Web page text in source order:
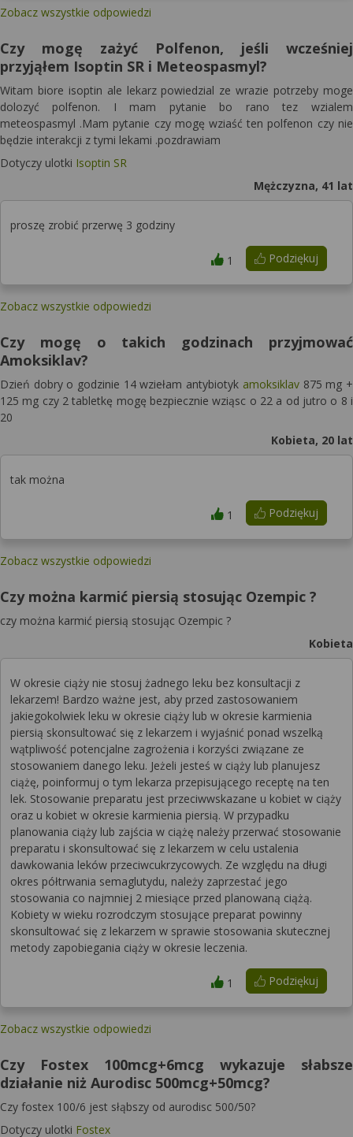
Zobacz wszystkie odpowiedzi
Czy mogę zażyć Polfenon, jeśli wcześniej
przyjąłem Isoptin SR i Meteospasmyl?
Witam biore isoptin ale lekarz powiedzial ze wrazie potrzeby moge
dolozyć polfenon. I mam pytanie bo rano tez wzialem
meteospasmyl .Mam pytanie czy mogę wziaść ten polfenon czy nie
będzie interakcji z tymi lekami .pozdrawiam
Dotyczy ulotki Isoptin SR
Mężczyzna, 41 lat
proszę zrobić przerwę 3 godziny
Podziękuj
1
Zobacz wszystkie odpowiedzi
Czy mogę o takich godzinach przyjmować
Amoksiklav?
Dzień dobry o godzinie 14 wziełam antybiotyk amoksiklav875 mg +
125 mg czy 2 tabletkę mogę bezpiecznie wziąsc o 22 a od jutro o 8 i
20
Kobieta, 20 lat
tak można
Podziękuj
1
Zobacz wszystkie odpowiedzi
Czy można karmić piersią stosując Ozempic ?
czy można karmić piersią stosując Ozempic ?
Kobieta
W okresie ciąży nie stosuj żadnego leku bez konsultacji z
lekarzem! Bardzo ważne jest, aby przed zastosowaniem
jakiegokolwiek leku w okresie ciąży lub w okresie karmienia
piersią skonsultować się z lekarzem i wyjaśnić ponad wszelką
wątpliwość potencjalne zagrożenia i korzyści związane ze
stosowaniem danego leku. Jeżeli jesteś w ciąży lub planujesz
ciążę, poinformuj o tym lekarza przepisującego receptę na ten
lek. Stosowanie preparatu jest przeciwwskazane u kobiet w ciąży
oraz u kobiet w okresie karmienia piersią. W przypadku
planowania ciąży lub zajścia w ciążę należy przerwać stosowanie
preparatu i skonsultować się z lekarzem w celu ustalenia
dawkowania leków przeciwcukrzycowych. Ze względu na długi
okres półtrwania semaglutydu, należy zaprzestać jego
stosowania co najmniej 2 miesiące przed planowaną ciążą.
Kobiety w wieku rozrodczym stosujące preparat powinny
skonsultować się z lekarzem w sprawie stosowania skutecznej
metody zapobiegania ciąży w okresie leczenia.
Podziękuj
1
Zobacz wszystkie odpowiedzi
Czy Fostex 100mcg+6mcg wykazuje słabsze
działanie niż Aurodisc 500mcg+50mcg?
Czy fostex 100/6 jest słąbszy od aurodisc 500/50?
Dotyczy ulotki Fostex